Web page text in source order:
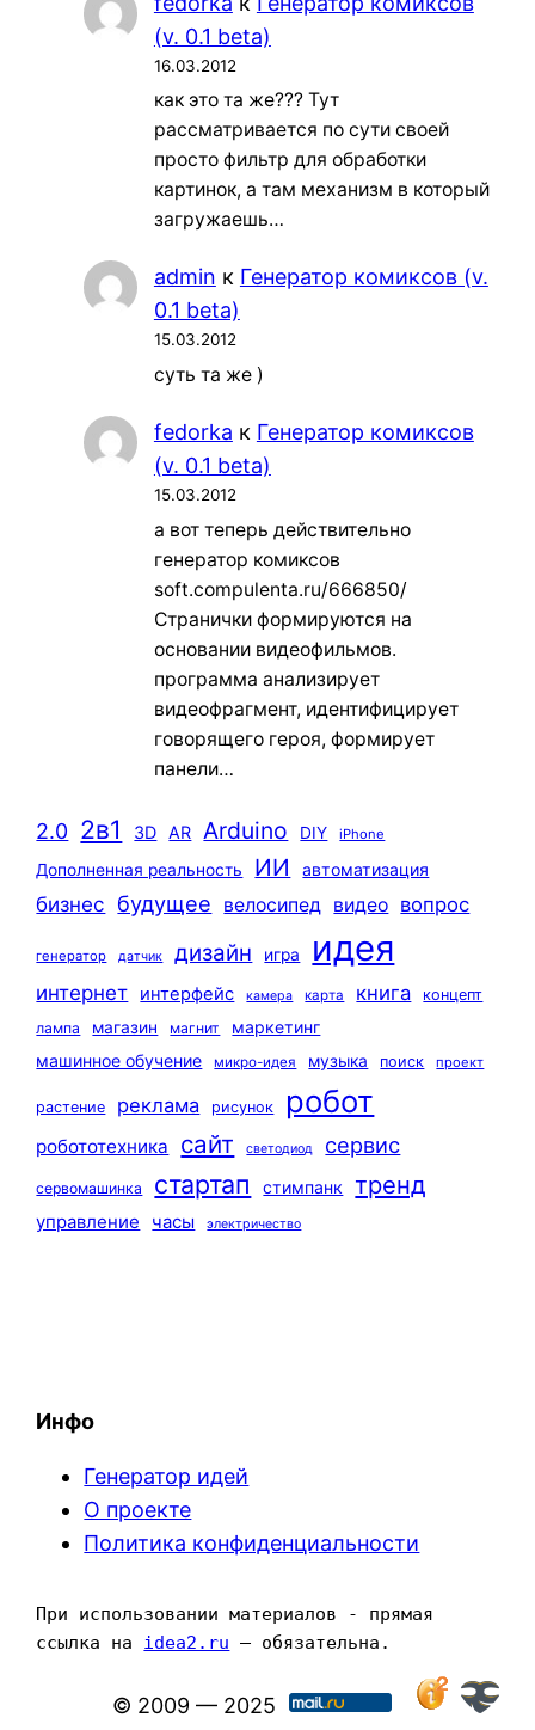
(v. 0.1 beta)
16.03.2012
как это та же??? Тут
рассматривается по сути своей
просто фильтр для обработки
картинок, а там механизм в который
загружаешь…
admin к Генератор комиксов (v.
0.1 beta)
15.03.2012
суть та же )
fedorka к Генератор комиксов
(v. 0.1 beta)
15.03.2012
а вот теперь действительно
генератор комиксов
soft.compulenta.ru/666850/
Странички формируются на
основании видеофильмов.
программа анализирует
видеофрагмент, идентифицирует
говорящего героя, формирует
панели…
2.0 2в1 3D AR Arduino DIY iPhone
Дополненная реальность ИИ автоматизация
бизнес будущее велосипед видео вопрос
генератор датчик дизайн игра идея
интернет интерфейс камера карта книга
концепт
лампа
магазин магнит
маркетинг
машинное обучение
микро-идея музыка поиск проект
растение реклама рисунок робот
робототехника сайт светодиод сервис
сервомашинка стартап стимпанк тренд
управление часы электричество
Инфо
Генератор идей
О проекте
Политика конфиденциальности
При использовании материалов - прямая
ссылка на idea2.ru — обязательна.
© 2009 — 2025